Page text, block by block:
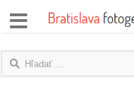
správy